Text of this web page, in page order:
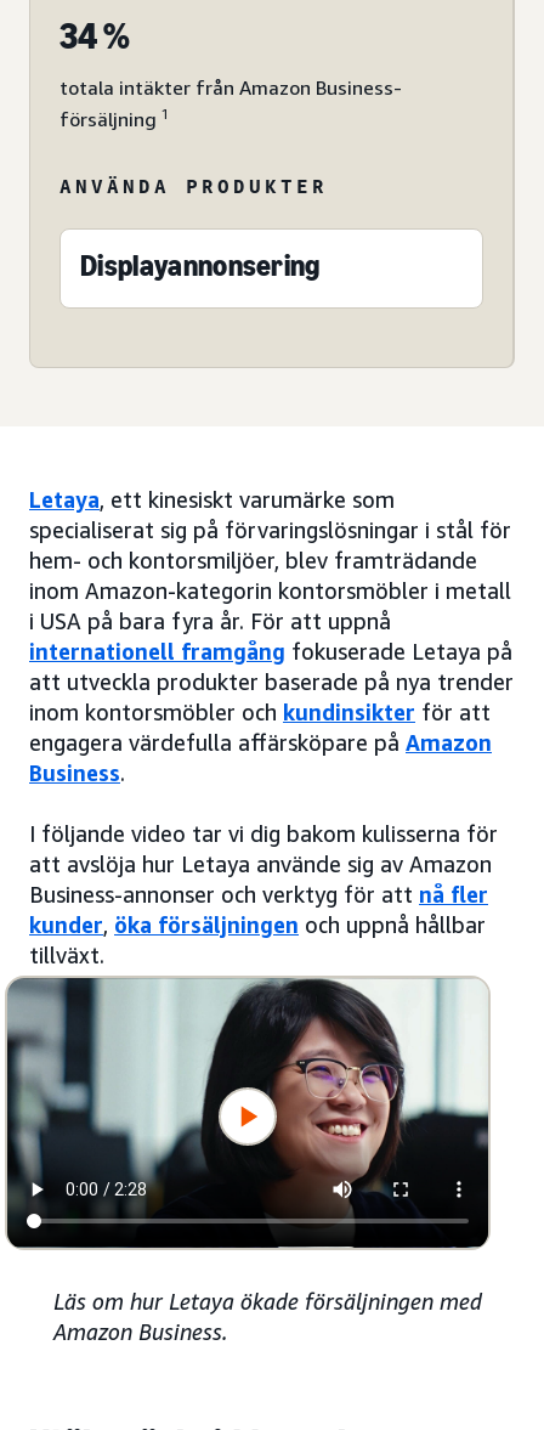
34 %
totala intäkter från Amazon Business-
försäljning 1
ANVÄNDA PRODUKTER
Displayannonsering
Letaya, ett kinesiskt varumärke som
specialiserat sig på förvaringslösningar i stål för
hem- och kontorsmiljöer, blev framträdande
inom Amazon-kategorin kontorsmöbler i metall
i USA på bara fyra år. För att uppnå
internationell framgång fokuserade Letaya på
att utveckla produkter baserade på nya trender
inom kontorsmöbler och kundinsikter för att
engagera värdefulla affärsköpare på Amazon
Business.
I följande video tar vi dig bakom kulisserna för
att avslöja hur Letaya använde sig av Amazon
Business-annonser och verktyg för att nå fler
kunder, öka försäljningen och uppnå hållbar
tillväxt.
Läs om hur Letaya ökade försäljningen med
Amazon Business.